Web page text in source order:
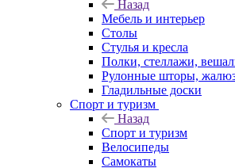
Назад
Мебель и интерьер
Столы
Стулья и кресла
Полки, стеллажи,
Рулонные шторы,
Гладильные доски
Спорт и туризм
Назад
Спорт и туризм
Велосипеды
Самокаты